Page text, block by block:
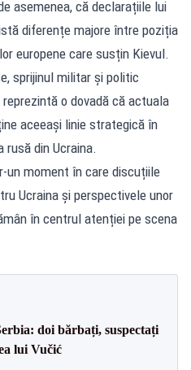
asemenea, că declarațiile lui
diferențe majore între poziția
europene care susțin Kievul.
sprijinul militar și politic
o dovadă că actuala
aceeași linie strategică în
din Ucraina.
un moment în care discuțiile
Ucraina și perspectivele unor
în centrul atenției pe scena
doi bărbați, suspectați
lui Vučić